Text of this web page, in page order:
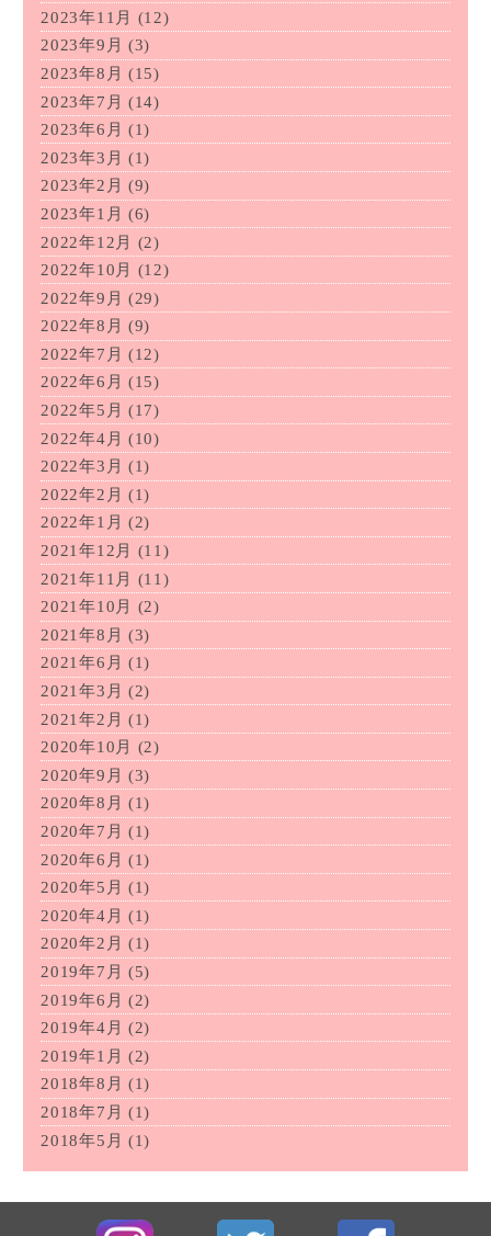
2023年11月
(12)
2023年9月 (3)
2023年8月 (15)
2023年7月 (14)
2023年6月 (1)
2023年3月 (1)
2023年2月 (9)
2023年1月 (6)
2022年12月 (2)
2022年10月
(12)
2022年9月 (29)
2022年8月 (9)
2022年7月 (12)
2022年6月 (15)
2022年5月 (17)
2022年4月 (10)
2022年3月 (1)
2022年2月 (1)
2022年1月 (2)
2021年12月
(11)
2021年11月
(11)
2021年10月
(2)
2021年8月 (3)
2021年6月 (1)
2021年3月 (2)
2021年2月 (1)
2020年10月
(2)
2020年9月 (3)
2020年8月 (1)
2020年7月 (1)
2020年6月 (1)
2020年5月 (1)
2020年4月 (1)
2020年2月 (1)
2019年7月 (5)
2019年6月 (2)
2019年4月 (2)
2019年1月 (2)
2018年8月 (1)
2018年7月 (1)
2018年5月 (1)